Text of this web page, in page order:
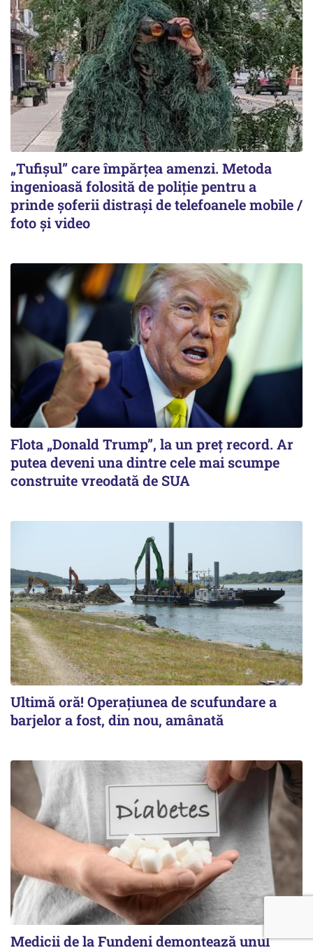
„Tufișul” care împărțea amenzi. Metoda
ingenioasă folosită de poliție pentru a
prinde șoferii distrași de telefoanele mobile /
foto și video
Flota „Donald Trump”, la un preț record. Ar
putea deveni una dintre cele mai scumpe
construite vreodată de SUA
Ultimă oră! Operațiunea de scufundare a
barjelor a fost, din nou, amânată
Medicii de la Fundeni demontează unul